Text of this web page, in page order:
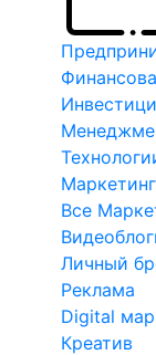
Маркетинг
Все
Личный
Реклама
Digital
Креатив